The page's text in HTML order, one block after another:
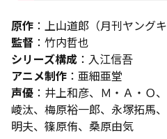
原作 ：上山道郎（月刊ヤング
監督 ：竹内哲也
シリーズ構成 ：入江信吾
アニメ制作 ：亜細亜堂
声優 ：井上和彦、Ｍ・Ａ・Ｏ
崚汰、梅原裕一郎、永塚拓馬
明夫、篠原侑、桑原由気